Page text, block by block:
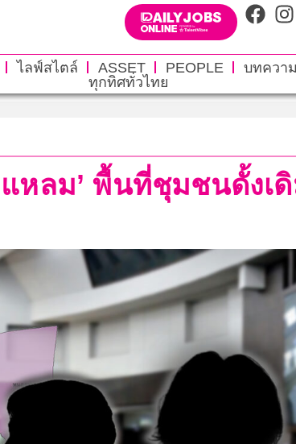
ไลฟ์สไตล์ ASSET PEOPLE บทความ
ทุกทิศทั่วไทย
แหลม’ พื้นที่ชุมชนดั้ง